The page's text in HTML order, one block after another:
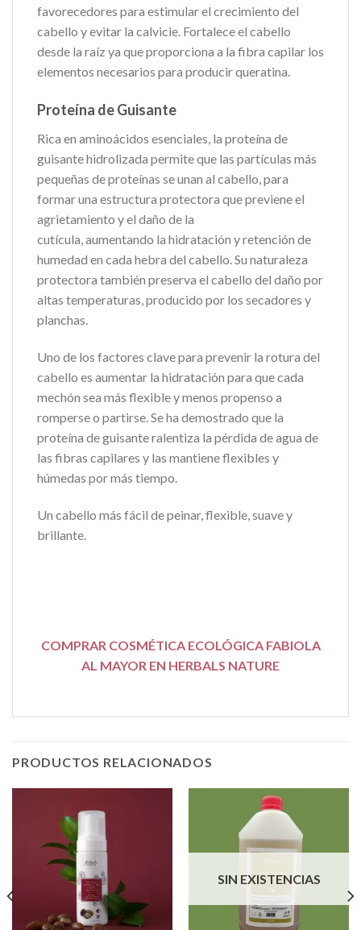
favorecedores para estimular el crecimiento del
cabello y evitar la calvicie. Fortalece el cabello
desde la raíz ya que proporciona a la fibra capilar los
elementos necesarios para producir queratina.
Proteína de Guisante
Rica en aminoácidos esenciales, la proteína de
guisante hidrolizada permite que las partículas más
pequeñas de proteínas se unan al cabello, para
formar una estructura protectora que previene el
agrietamiento y el daño de la
cutícula, aumentando la hidratación y retención de
humedad en cada hebra del cabello. Su naturaleza
protectora también preserva el cabello del daño por
altas temperaturas, producido por los secadores y
planchas.
Uno de los factores clave para prevenir la rotura del
cabello es aumentar la hidratación para que cada
mechón sea más flexible y menos propenso a
romperse o partirse. Se ha demostrado que la
proteína de guisante ralentiza la pérdida de agua de
las fibras capilares y las mantiene flexibles y
húmedas por más tiempo.
Un cabello más fácil de peinar, flexible, suave y
brillante.
COMPRAR COSMÉTICA ECOLÓGICA FABIOLA
AL MAYOR EN HERBALS NATURE
PRODUCTOS RELACIONADOS
SIN EXISTENCIAS